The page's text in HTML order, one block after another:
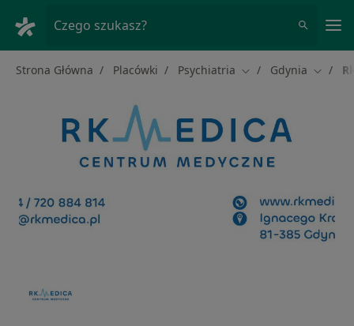
Czego szukasz?
Strona Główna Placówki Psychiatria Zmień miasto
Gdynia Zmień